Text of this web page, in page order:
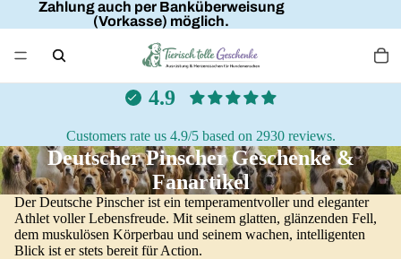
Zahlung auch per Banküberweisung
(Vorkasse) möglich.
4.9
Customers rate us 4.9/5 based on 2930 reviews.
Deutscher Pinscher Geschenke &
Fanartikel
Der Deutsche Pinscher ist ein temperamentvoller und eleganter
Athlet voller Lebensfreude. Mit seinem glatten, glänzenden Fell,
dem muskulösen Körperbau und seinem wachen, intelligenten
Blick ist er stets bereit für Action.